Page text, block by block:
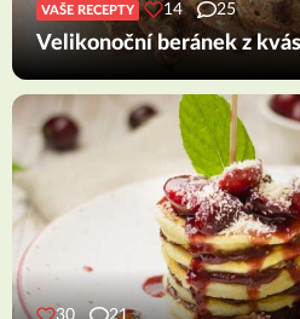
VAŠE RECEPTY 14 25
Velikonoční beránek z